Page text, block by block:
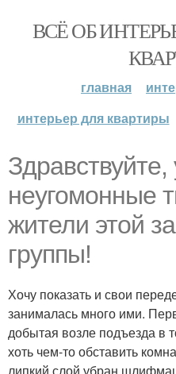
ВСЁ ОБ
главная
интерьер для квартиры
неугомонные
жители этой
группы!
Хочу показать и свои
занималась много ими.
добытая возле подъезда в
хоть чем-то обставить